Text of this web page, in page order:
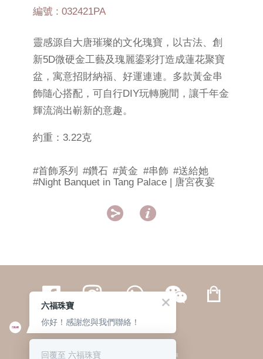
編號 : 032421PA
靈感源自大唐璀璨的文化瑰寶，以古法、創
新5D微硬金工藝及瑰麗鎏彩打造成蓮花聚寶
盆，寓意招財納福、好運連連。多款黃金串
飾隨心搭配，可自行DIY玩轉腕間，讓千年金
輝流淌出嶄新的意趣。
約重：3.22克
#首飾系列 #鑽石 #黃金 #串飾 #送給她
#Night Banquet in Tang Palace | 唐宮夜宴
 
繁體 | 簡体
© 六福集團 版權所有 不得轉載 私隱政策
六福珠寶
你好！感謝您與我們聯絡！
回覆至 六福珠寶